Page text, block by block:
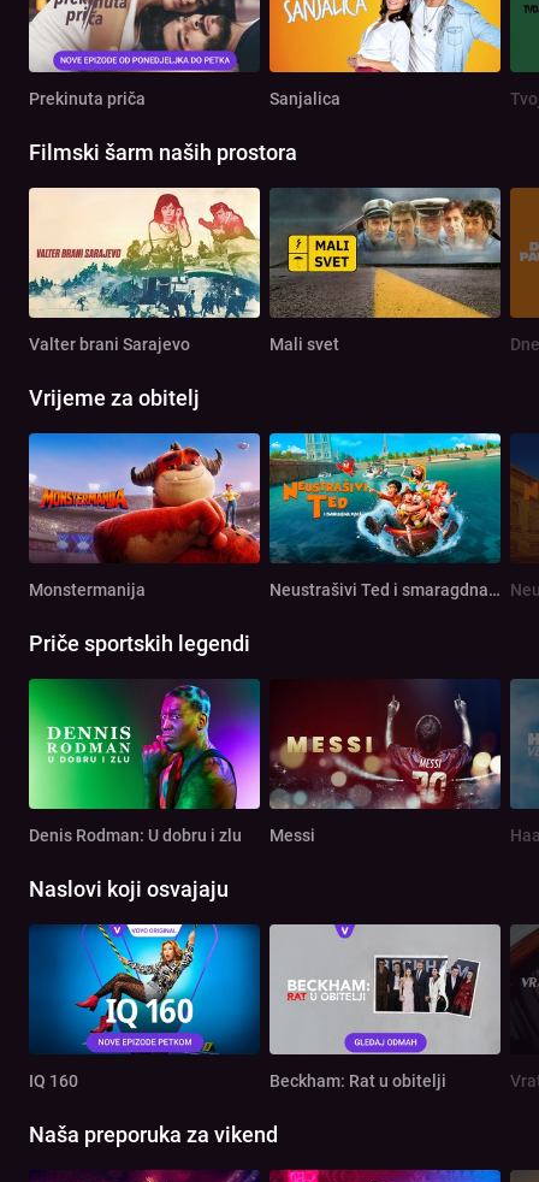
Prekinuta priča Sanjalica
Filmski šarm naših prostora
Valter brani Sarajevo Mali svet
Vrijeme za obitelj
Monstermanija Neustrašivi Ted i smaragdna ploča
Priče sportskih legendi
Denis Rodman: U dobru i zlu Messi
Naslovi koji osvajaju
IQ 160 Beckham: Rat u obitelji
Naša preporuka za vikend